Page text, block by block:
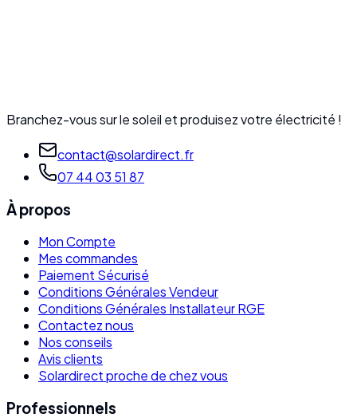
Branchez-vous sur le soleil et produisez votre électricité !
contact@solardirect.fr
07 44 03 51 87
À propos
Mon Compte
Mes commandes
Paiement Sécurisé
Conditions Générales Vendeur
Conditions Générales Installateur RGE
Contactez nous
Nos conseils
Avis clients
Solardirect proche de chez vous
Professionnels